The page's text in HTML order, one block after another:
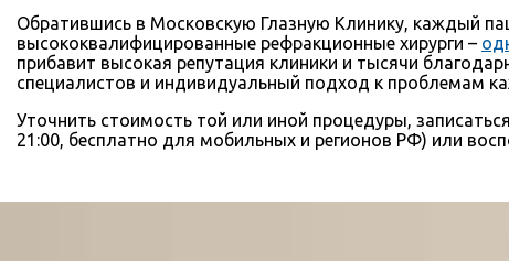
Обратившись в Московскую Глазную Клинику, каждый
высококвалифицированные рефракционные хирурги –
прибавит высокая репутация клиники и тысячи
специалистов и индивидуальный подход к проблемам
Уточнить стоимость той или иной процедуры,
21:00, бесплатно для мобильных и регионов РФ) или